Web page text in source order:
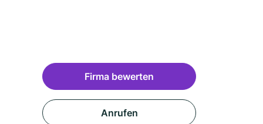
Firma bewerten
Anrufen